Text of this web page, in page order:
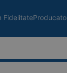
Fidelitate